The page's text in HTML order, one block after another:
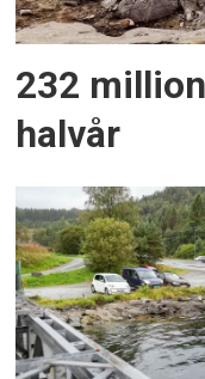
232
halvår